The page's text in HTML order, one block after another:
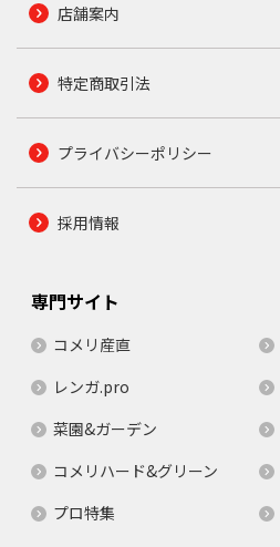
店舗案内
特定商取引法
プライバシーポリシー
採用情報
専門サイト
コメリ産直
レンガ.pro
菜園&ガーデン
コメリハード&グリーン
プロ特集